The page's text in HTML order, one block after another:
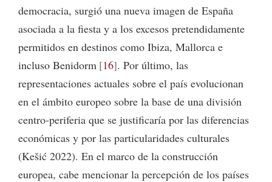
democracia, surgió una nueva imagen de España
asociada a la fiesta y a los excesos pretendidamente
permitidos en destinos como Ibiza, Mallorca e
incluso Benidorm 16 . Por último, las
representaciones actuales sobre el país evolucionan
en el ámbito europeo sobre la base de una división
centro-periferia que se justificaría por las diferencias
económicas y por las particularidades culturales
(Kešić 2022). En el marco de la construcción
europea, cabe mencionar la percepción de los países